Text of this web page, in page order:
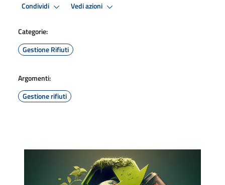
Condividi Vedi azioni
Categorie:
Gestione Rifiuti
Argomenti:
Gestione rifiuti